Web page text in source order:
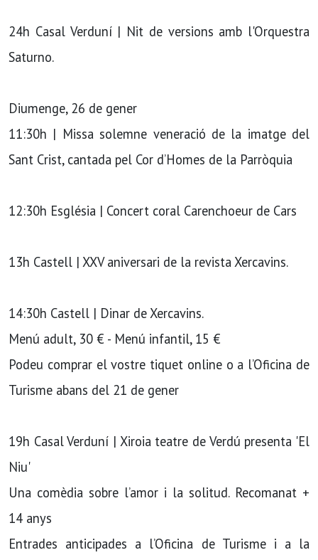
24h Casal Verduní | Nit de versions amb l'Orquestra
Saturno.
Diumenge, 26 de gener
11:30h | Missa solemne veneració de la imatge del
Sant Crist, cantada pel Cor d’Homes de la Parròquia
12:30h Església | Concert coral Carenchoeur de Cars
13h Castell | XXV aniversari de la revista Xercavins.
14:30h Castell | Dinar de Xercavins.
Menú adult, 30 € - Menú infantil, 15 €
Podeu comprar el vostre tiquet online o a l’Oficina de
Turisme abans del 21 de gener
19h Casal Verduní | Xiroia teatre de Verdú presenta 'El
Niu'
Una comèdia sobre l’amor i la solitud. Recomanat +
14 anys
Entrades anticipades a l’Oficina de Turisme i a la